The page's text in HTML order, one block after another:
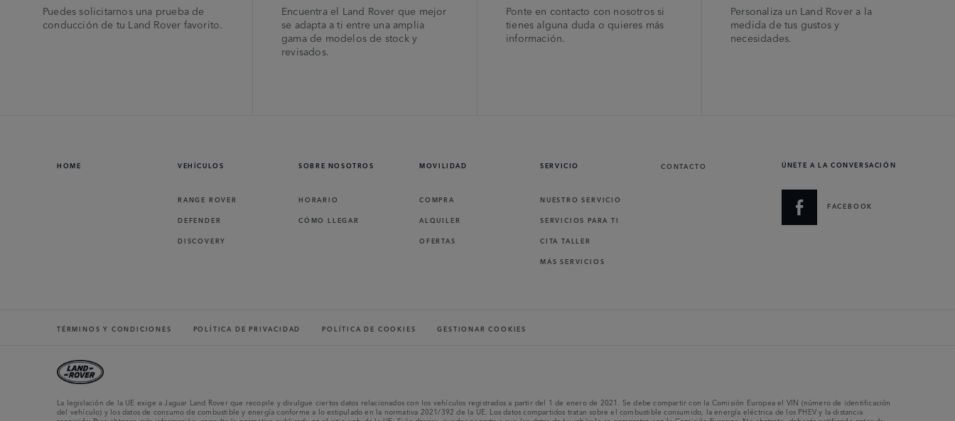
Puedes solicitarnos una prueba de
conducción de tu Land Rover favorito.
Encuentra el Land Rover que mejor
se adapta a ti entre una amplia
gama de modelos de stock y
revisados.
Ponte en contacto con nosotros si
tienes alguna duda o quieres más
información.
Personaliza un Land Rover a la
medida de tus gustos y
necesidades.
HOME VEHÍCULOS
RANGE ROVER
DEFENDER
DISCOVERY
SOBRE NOSOTROS
HORARIO
CÓMO LLEGAR
MOVILIDAD
COMPRA
ALQUILER
OFERTAS
SERVICIO
NUESTRO SERVICIO
SERVICIOS PARA TI
CITA TALLER
MÁS SERVICIOS
CONTACTO ÚNETE A LA CONVERSACIÓN
FACEBOOK
TÉRMINOS Y CONDICIONES POLÍTICA DE PRIVACIDAD POLÍTICA DE COOKIES GESTIONAR COOKIES
La legislación de la UE exige a Jaguar Land Rover que recopile y divulgue ciertos datos relacionados con los vehículos registrados a partir del 1 de enero de 2021. Se debe compartir con la Comisión Europea el VIN (número de identificación
del vehículo) y los datos de consumo de combustible y energía conforme a lo estipulado en la normativa 2021/392 de la UE. Los datos compartidos tratan sobre el combustible consumido, la energía eléctrica de los PHEV y la distancia